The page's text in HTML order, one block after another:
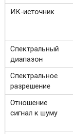
ИК-источник
Спектральный
диапазон
Спектральное
разрешение
Отношение
сигнал к шуму